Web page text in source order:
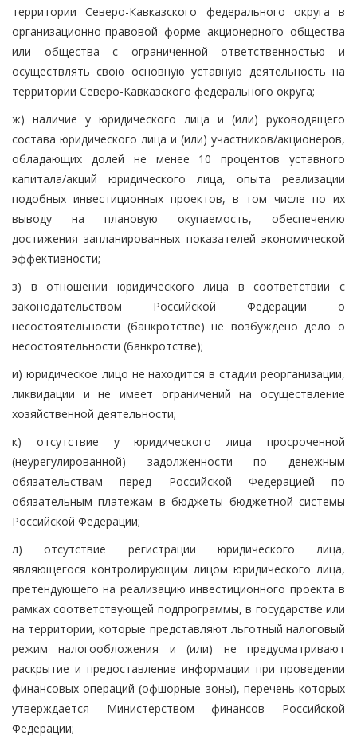
территории Северо-Кавказского федерального округа в
организационно-правовой форме акционерного общества
или общества с ограниченной ответственностью и
осуществлять свою основную уставную деятельность на
территории Северо-Кавказского федерального округа;
ж) наличие у юридического лица и (или) руководящего
состава юридического лица и (или) участников/акционеров,
обладающих долей не менее 10 процентов уставного
капитала/акций юридического лица, опыта реализации
подобных инвестиционных проектов, в том числе по их
выводу на плановую окупаемость, обеспечению
достижения запланированных показателей экономической
эффективности;
з) в отношении юридического лица в соответствии с
законодательством Российской Федерации о
несостоятельности (банкротстве) не возбуждено дело о
несостоятельности (банкротстве);
и) юридическое лицо не находится в стадии реорганизации,
ликвидации и не имеет ограничений на осуществление
хозяйственной деятельности;
к) отсутствие у юридического лица просроченной
(неурегулированной) задолженности по денежным
обязательствам перед Российской Федерацией по
обязательным платежам в бюджеты бюджетной системы
Российской Федерации;
л) отсутствие регистрации юридического лица,
являющегося контролирующим лицом юридического лица,
претендующего на реализацию инвестиционного проекта в
рамках соответствующей подпрограммы, в государстве или
на территории, которые представляют льготный налоговый
режим налогообложения и (или) не предусматривают
раскрытие и предоставление информации при проведении
финансовых операций (офшорные зоны), перечень которых
утверждается Министерством финансов Российской
Федерации;